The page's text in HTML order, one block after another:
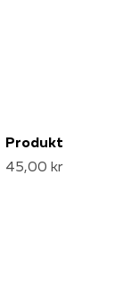
Produkt
45,00 kr